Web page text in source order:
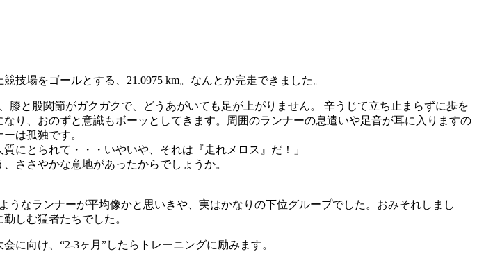
場をゴールとする、21.0975 km。なんとか完走できました。
と股関節がガクガクで、どうあがいても足が上がりません。 辛うじて立ち止まらずに歩を
り、おのずと意識もボーッとしてきます。周囲のランナーの息遣いや足音が耳に入りますの
は孤独です。
にとられて・・・いやいや、それは『走れメロス』だ！」
ささやかな意地があったからでしょうか。
なランナーが平均像かと思いきや、実はかなりの下位グループでした。おみそれしまし
しむ猛者たちでした。
に向け、“2-3ヶ月”したらトレーニングに励みます。